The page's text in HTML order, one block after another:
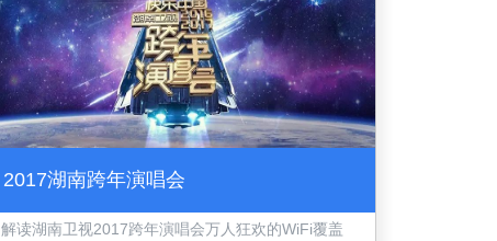
2017湖南跨年演唱会
解读湖南卫视2017跨年演唱会万人狂欢的WiFi覆盖